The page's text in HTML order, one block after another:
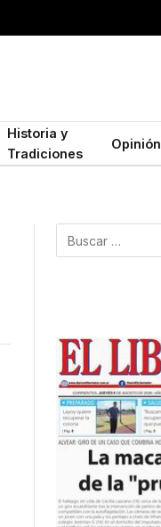
Historia y
Tradiciones
Opinión